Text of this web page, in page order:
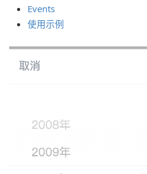
Events
使用示例